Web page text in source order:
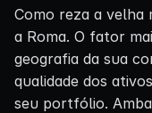
Como reza a velha
a Roma. O fator
geografia da sua
qualidade dos
seu portfólio.